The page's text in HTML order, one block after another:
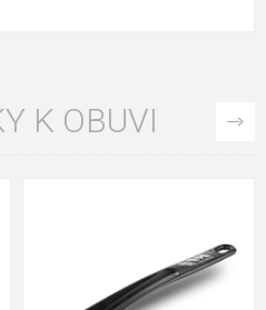
K OBUVI